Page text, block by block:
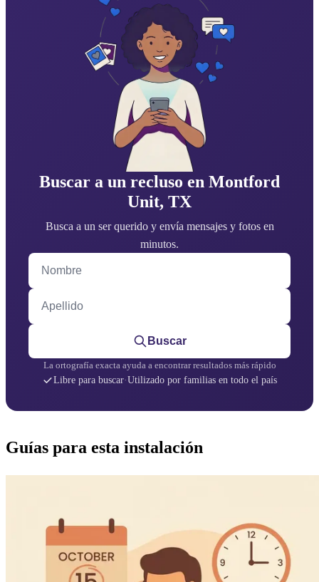
Buscar a un recluso en Montford
Unit, TX
Busca a un ser querido y envía mensajes y fotos en
minutos.
Nombre
Apellido
Buscar
La ortografía exacta ayuda a encontrar resultados más rápido
Libre para buscar·Utilizado por familias en todo el país
Guías para esta instalación